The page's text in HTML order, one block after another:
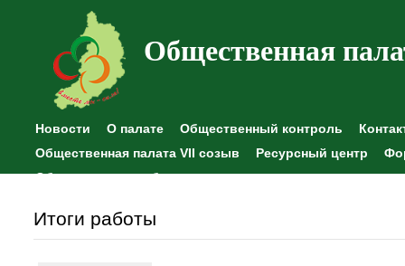
Общественная
Новости О палате Общественный контроль
Общественная палата VII созыв
Ресурсный центр
Общественные наблюдения
Итоги работы